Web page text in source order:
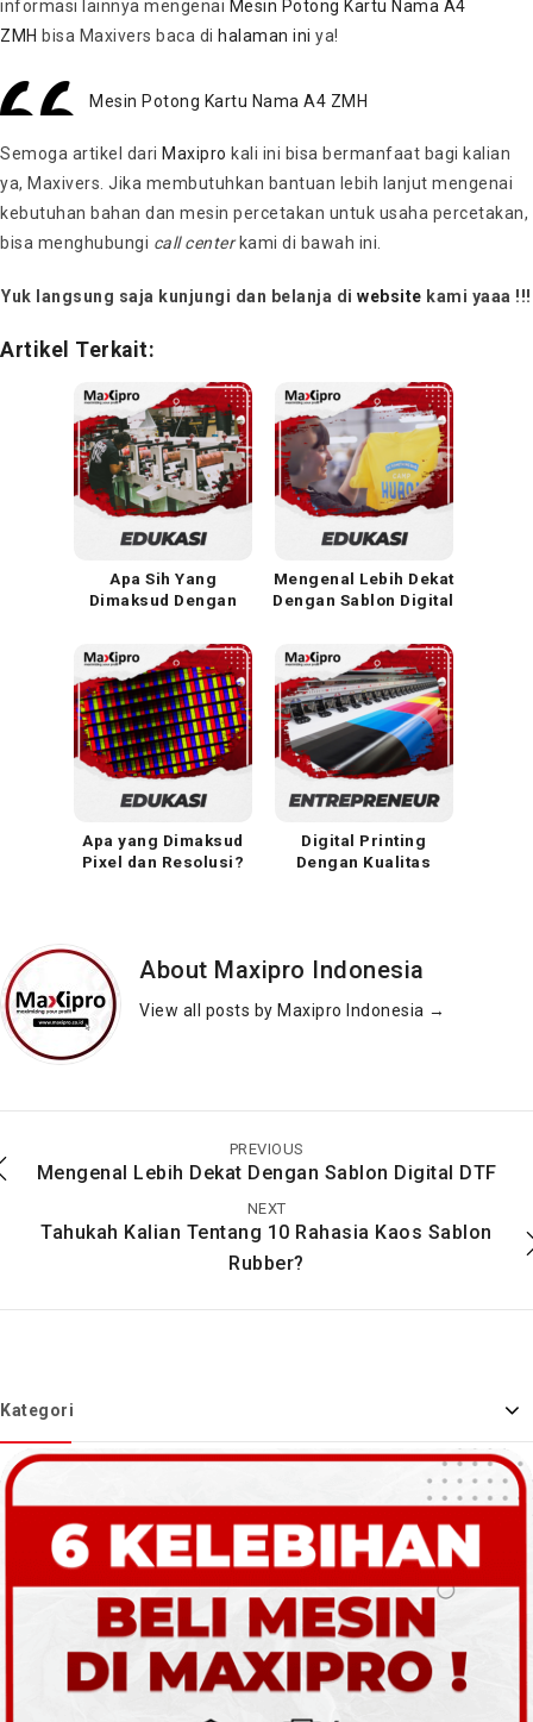
informasi lainnya mengenai Mesin Potong Kartu Nama A4
ZMH bisa Maxivers baca di halaman ini ya!
Mesin Potong Kartu Nama A4 ZMH
Semoga artikel dari Maxipro kali ini bisa bermanfaat bagi kalian
ya, Maxivers. Jika membutuhkan bantuan lebih lanjut mengenai
kebutuhan bahan dan mesin percetakan untuk usaha percetakan,
bisa menghubungi call centerkami di bawah ini.
Yuk langsung saja kunjungi dan belanja diwebsite kami yaaa !!!
Artikel Terkait:
Apa Sih Yang
Dimaksud Dengan
Fleksografi?
Mengenal Lebih Dekat
Dengan Sablon Digital
Apa yang Dimaksud
Pixel dan Resolusi?
Digital Printing
Dengan Kualitas
About Maxipro Indonesia
View all posts by Maxipro Indonesia →
PREVIOUS
Mengenal Lebih Dekat Dengan Sablon Digital DTF
NEXT
Tahukah Kalian Tentang 10 Rahasia Kaos Sablon
Rubber?
Kategori